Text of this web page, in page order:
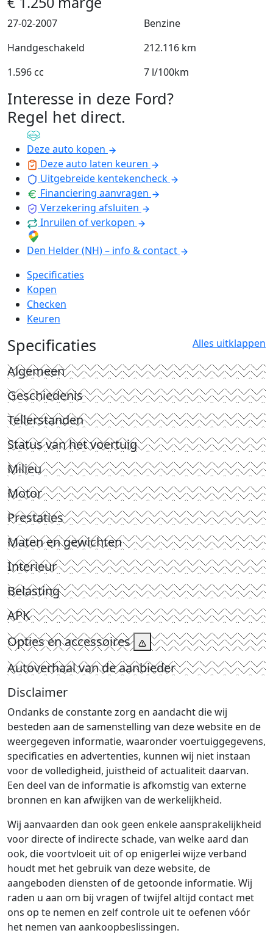
27-02-2007
Benzine
Handgeschakeld
212.116 km
1.596 cc
7 l/100km
Interesse in deze Ford?
Regel het direct.
Deze auto kopen
Deze auto laten keuren
Uitgebreide kentekencheck
Financiering aanvragen
Verzekering afsluiten
Inruilen of verkopen
Den Helder (NH) – info & contact
Specificaties
Kopen
Checken
Keuren
Specificaties Alles uitklappen
Algemeen
Geschiedenis
Tellerstanden
Status van het voertuig
Milieu
Motor
Prestaties
Maten en gewichten
Interieur
Belasting
APK
Opties en accessoires
Autoverhaal van de aanbieder
Disclaimer
Ondanks de constante zorg en aandacht die wij
besteden aan de samenstelling van deze website en de
weergegeven informatie, waaronder voertuiggegevens,
specificaties en advertenties, kunnen wij niet instaan
voor de volledigheid, juistheid of actualiteit daarvan.
Een deel van de informatie is afkomstig van externe
bronnen en kan afwijken van de werkelijkheid.
Wij aanvaarden dan ook geen enkele aansprakelijkheid
voor directe of indirecte schade, van welke aard dan
ook, die voortvloeit uit of op enigerlei wijze verband
houdt met het gebruik van deze website, de
aangeboden diensten of de getoonde informatie. Wij
raden u aan om bij vragen of twijfel altijd contact met
ons op te nemen en zelf controle uit te oefenen vóór
het nemen van aankoopbeslissingen.